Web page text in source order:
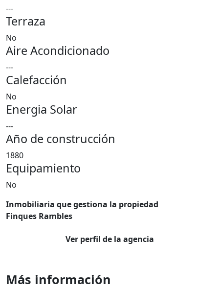
---
Terraza
No
Aire Acondicionado
---
Calefacción
No
Energia Solar
---
Año de construcción
1880
Equipamiento
No
Inmobiliaria que gestiona la propiedad
Finques Rambles
Ver perfil de la agencia
Más información